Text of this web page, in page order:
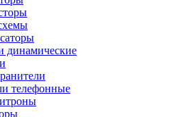
динамические
телефонные